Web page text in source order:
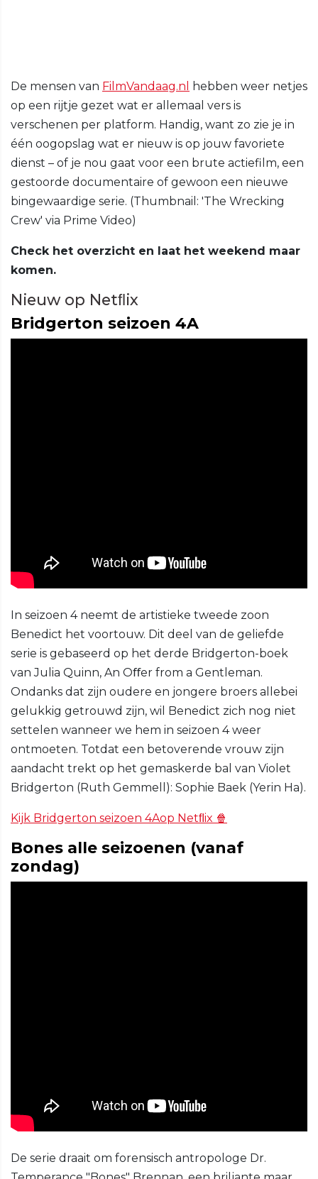
De mensen van FilmVandaag.nl
hebben weer netjes
op een rijtje gezet wat er allemaal vers is
verschenen per platform. Handig, want zo zie je in
één oogopslag wat er nieuw is op jouw favoriete
dienst – of je nou gaat voor een brute actiefilm, een
gestoorde documentaire of gewoon een nieuwe
bingewaardige serie. (Thumbnail: 'The Wrecking
Crew' via Prime Video)
Check het overzicht en laat het weekend maar
komen.
Nieuw op Netﬂix
Bridgerton seizoen 4A
In seizoen 4 neemt de artistieke tweede zoon
Benedict het voortouw. Dit deel van de geliefde
serie is gebaseerd op het derde Bridgerton-boek
van Julia Quinn, An Oﬀer from a Gentleman.
Ondanks dat zijn oudere en jongere broers allebei
gelukkig getrouwd zijn, wil Benedict zich nog niet
settelen wanneer we hem in seizoen 4 weer
ontmoeten. Totdat een betoverende vrouw zijn
aandacht trekt op het gemaskerde bal van Violet
Bridgerton (Ruth Gemmell): Sophie Baek (Yerin Ha).
Kijk Bridgerton seizoen 4Aop Netﬂix 🍿
Bones alle seizoenen (vanaf
zondag)
De serie draait om forensisch antropologe Dr.